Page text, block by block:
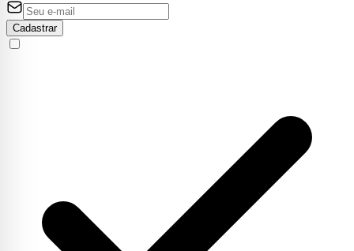
Cadastrar